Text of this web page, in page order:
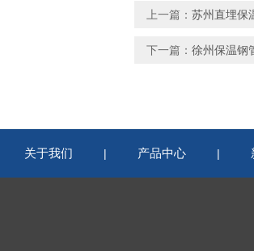
上一篇： 苏州直埋保
下一篇： 徐州保温钢
关于我们 | 产品中心 |